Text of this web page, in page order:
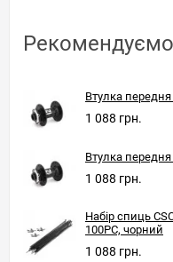
Втулка
1 088 грн.
Втулка
1 088 грн.
Набір спиць
100PC, чорний
1 088 грн.